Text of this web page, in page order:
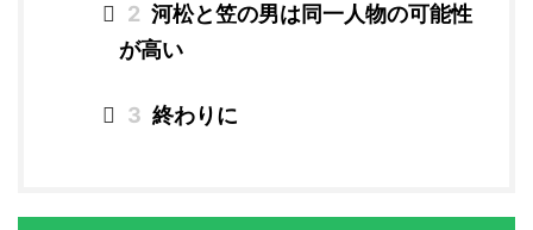
2 河松と笠の男は同一人物の可能性
が高い
3 終わりに